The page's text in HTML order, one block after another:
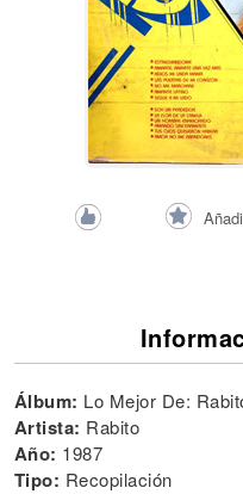
Álbum: Lo Mejor De:
Artista: Rabito
Año: 1987
Tipo: Recopilación